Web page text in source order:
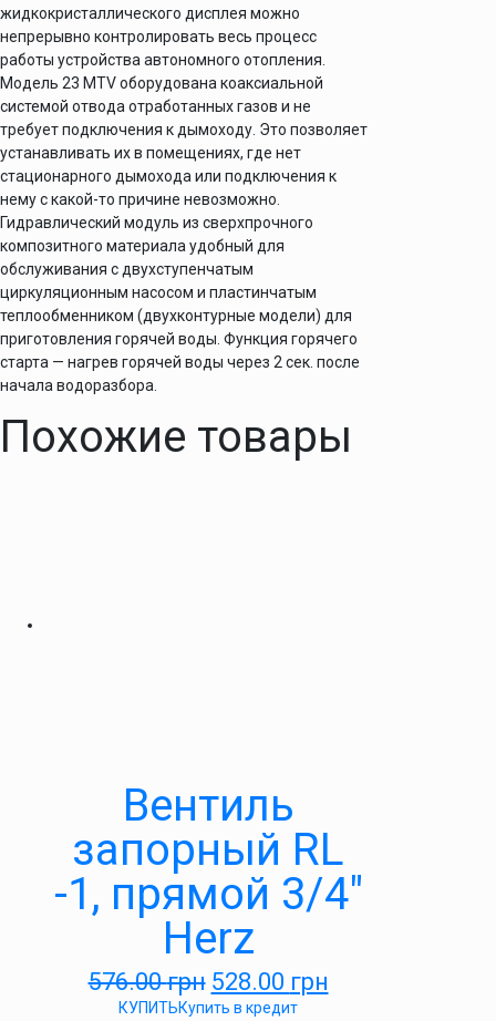
жидкокристаллического дисплея можно
непрерывно контролировать весь процесс
работы устройства автономного отопления.
Модель 23 MTV оборудована коаксиальной
системой отвода отработанных газов и не
требует подключения к дымоходу. Это позволяет
устанавливать их в помещениях, где нет
стационарного дымохода или подключения к
нему с какой-то причине невозможно.
Гидравлический модуль из сверхпрочного
композитного материала удобный для
обслуживания с двухступенчатым
циркуляционным насосом и пластинчатым
теплообменником (двухконтурные модели) для
приготовления горячей воды. Функция горячего
старта — нагрев горячей воды через 2 сек. после
начала водоразбора.
Похожие товары
Вентиль
запорный RL
-1, прямой 3/4″
Herz
576.00грн 528.00 грн
КУПИТЬКупить в кредит